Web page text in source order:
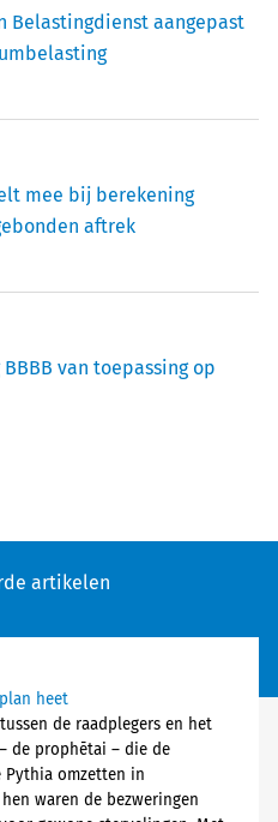
Belastingdienst aangepast
mee bij berekening
aftrek
van toepassing op
artikelen
heet
de raadplegers en het
de prophētai – die de
Pythia omzetten in
waren de bezweringen